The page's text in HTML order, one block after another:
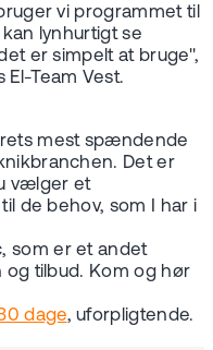
vi programmet til
lynhurtigt se
er simpelt at bruge",
Team Vest.
mest spændende
Det er
vælger et
de behov, som I har i
som er et andet
tilbud. Kom og hør
dage, uforpligtende.